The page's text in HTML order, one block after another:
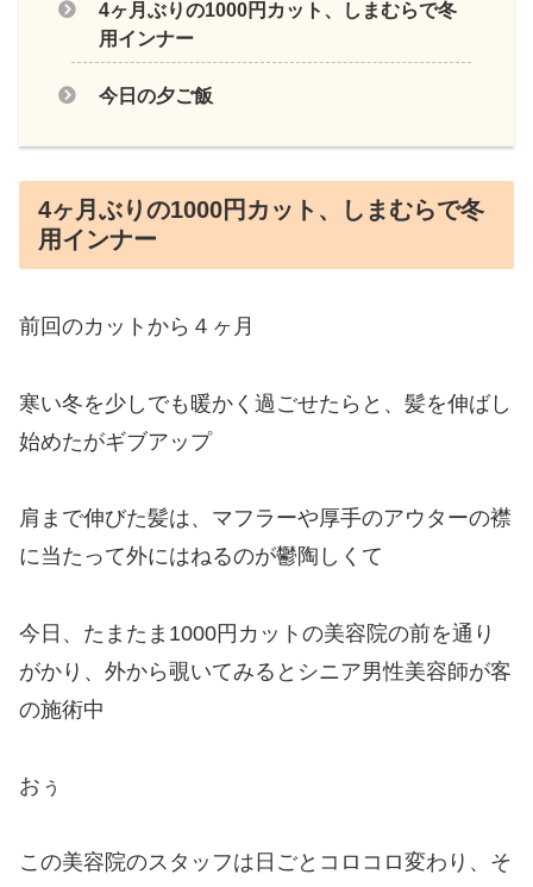
4ヶ月ぶりの1000円カット、しまむらで冬
用インナー
今日の夕ご飯
4ヶ月ぶりの1000円カット、しまむらで冬
用インナー
前回のカットから４ヶ月
寒い冬を少しでも暖かく過ごせたらと、髪を伸ばし
始めたがギブアップ
肩まで伸びた髪は、マフラーや厚手のアウターの襟
に当たって外にはねるのが鬱陶しくて
今日、たまたま1000円カットの美容院の前を通り
がかり、外から覗いてみるとシニア男性美容師が客
の施術中
おぅ
この美容院のスタッフは日ごとコロコロ変わり、そ